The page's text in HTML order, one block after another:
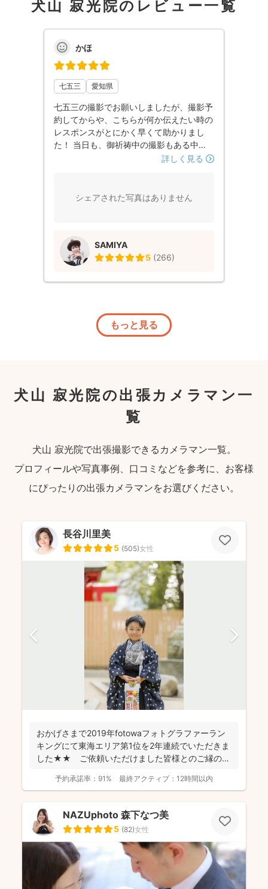
犬山 寂光院のレビュー一覧
かほ
七五三 愛知県
七五三の撮影でお願いしましたが、撮影予
約してからや、こちらが何か伝えたい時の
レスポンスがとにかく早くて助かりまし
た！ 当日も、御祈祷中の撮影もある中
で、その後のロケーション撮影もしっかり
ムーズでした！ 指示がスムーズだったお
な私ですが、SAMIYAさんの冷静で自然体
な雰囲気や息子たちのかわいい姿から自然
ができたのもうれしかったです。 着物着
七五三の記念となりました！ありがとうご
ざいました！
詳しく見る
シェアされた写真はありません
SAMIYA
5 (266)
もっと見る
犬山 寂光院の出張カメラマン一
覧
犬山 寂光院で出張撮影できるカメラマン一覧。
プロフィールや写真事例、口コミなどを参考に、お客様
にぴったりの出張カメラマンをお選びください。
長谷川里美
5 (505)女性
おかげさまで2019年fotowaフォトグラファーラン
キングにて東海エリア第1位を2年連続でいただきま
した★★ ご依頼いただけました皆様とのご縁のお
予約承諾率： 91% 最終アクティブ： 12時間以内
NAZUphoto 森下なつ美
5 (82)女性